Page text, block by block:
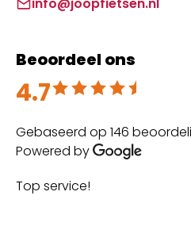
Beoordeel ons
4.7
Beoordeeld met 4.7 uit 5
Gebaseerd op 146
Powered by
Top service!